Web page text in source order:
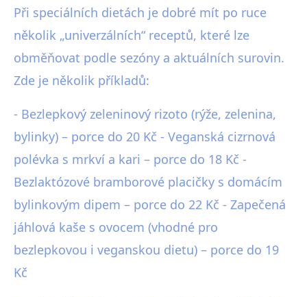
Při speciálních dietách je dobré mít po ruce
několik „univerzálních“ receptů, které lze
obměňovat podle sezóny a aktuálních surovin.
Zde je několik příkladů:
- Bezlepkový zeleninový rizoto (rýže, zelenina,
bylinky) – porce do 20 Kč - Veganská cizrnová
polévka s mrkví a kari – porce do 18 Kč -
Bezlaktózové bramborové placičky s domácím
bylinkovým dipem – porce do 22 Kč - Zapečená
jáhlová kaše s ovocem (vhodné pro
bezlepkovou i veganskou dietu) – porce do 19
Kč